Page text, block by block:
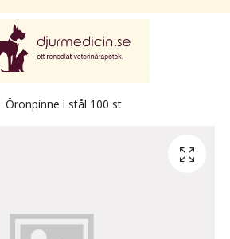
Öronpinne i stål 100 st